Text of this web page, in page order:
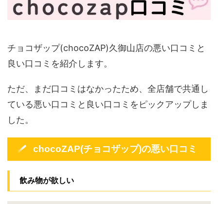
チョコザップ(chocoZAP)久御山店の悪い口コミと
良い口コミを紹介します。
ただ、まだ口コミはなかったため、全店舗で共通し
ている悪い口コミと良い口コミをピックアップしま
した。
chocoZAP(チョコザップ)の悪い口コミ
飲み物が欲しい